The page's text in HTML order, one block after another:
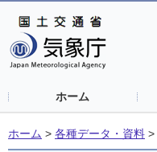
ホーム
ホーム > 各種データ・資料 >